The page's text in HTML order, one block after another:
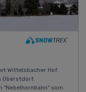
Wittelsbacher Hof
"Nebelhornbahn" som